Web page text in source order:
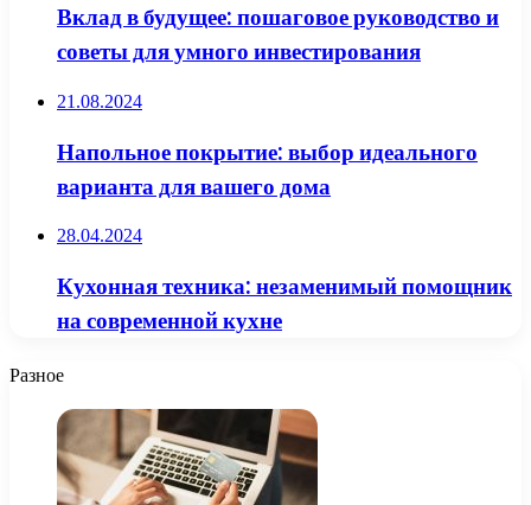
Вклад в будущее: пошаговое руководство и
советы для умного инвестирования
21.08.2024
Напольное покрытие: выбор идеального
варианта для вашего дома
28.04.2024
Кухонная техника: незаменимый помощник
на современной кухне
Разное